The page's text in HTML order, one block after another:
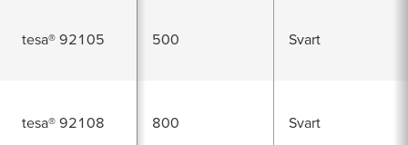
tesa® 92105 500 Svart
tesa® 92108 800 Svart